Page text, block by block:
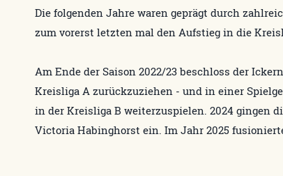
Die folgenden Jahre waren geprägt durch
zum vorerst letzten mal den Aufstieg in die
Am Ende der Saison 2022/23 beschloss der
Kreisliga A zurückzuziehen - und in einer
in der Kreisliga B weiterzuspielen. 2024 gingen
Victoria Habinghorst ein. Im Jahr 2025